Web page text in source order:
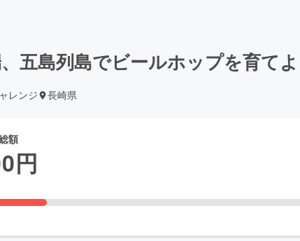
五島列島でビールホップを育てよ
レンジ 長崎県
額
円